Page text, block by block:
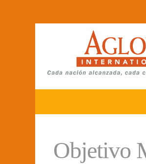
Objetivo